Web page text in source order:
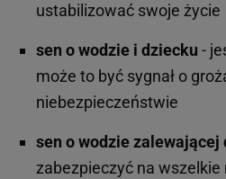
ustabilizować swoje życie
sen o wodzie i dziecku -
może to być sygnał o
niebezpieczeństwie
sen o wodzie zalewającej
zabezpieczyć na